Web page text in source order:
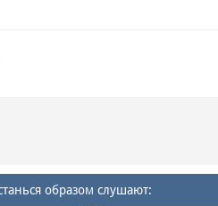
образом слушают: